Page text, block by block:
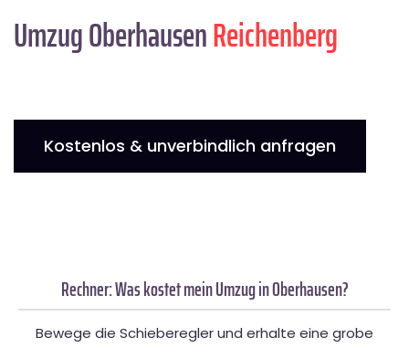
Umzug OberhausenReichenberg
Kostenlos & unverbindlich anfragen
Rechner: Was kostet mein Umzug in Oberhausen?
Bewege die Schieberegler und erhalte eine grobe